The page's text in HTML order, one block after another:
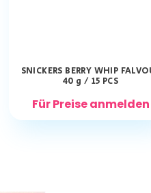
SNICKERS BERRY WHIP
40 g / 15 PCS
Für Preise anmelden